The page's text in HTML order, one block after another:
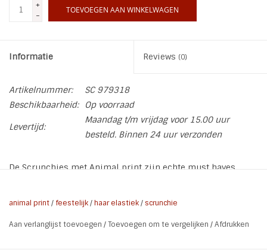
+
-
TOEVOEGEN AAN WINKELWAGEN
Informatie Reviews (0)
Artikelnummer:
SC 979318
Beschikbaarheid:
Op voorraad
Levertijd:
Maandag t/m vrijdag voor 15.00 uur
besteld. Binnen 24 uur verzonden
De Scrunchies met Animal print zijn echte must haves.
Soort:
Scrunchie, haar elastiek, Pols
Kleur:
Zwart / Wit / Beige
animal print/ feestelijk/haar elastiek/scrunchie
Aan verlanglijst toevoegen /Toevoegen om te vergelijken /Afdrukken